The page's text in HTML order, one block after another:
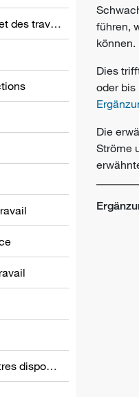
Obligations des employeurs et des travailleurs
Informations relatives à d’autres dispositions
führen,
können.
Dies
oder bis
Die
Ströme